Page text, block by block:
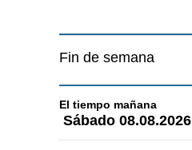
Fin de semana
El tiempo mañana
Sábado 08.08.2026